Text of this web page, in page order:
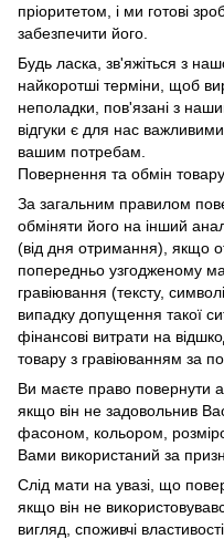
пріоритетом, і ми готові
забезпечити його.
Будь ласка, зв'яжіться з
найкоротші терміни, щоб
неполадки, пов'язані з
відгуки є для нас
вашим потребам.
Повернення та обмін товару
За загальним правилом
обміняти його на інший
(від дня отримання), якщо
попередньо узгодженому
гравіювання (тексту,
випадку допущення такої
фінансові витрати на
товару з гравіюванням за
Ви маєте право повернути
якщо він не задовольнив
фасоном, кольором,
Вами використаний за
Слід мати на увазі, що
якщо він не
вигляд, споживчі